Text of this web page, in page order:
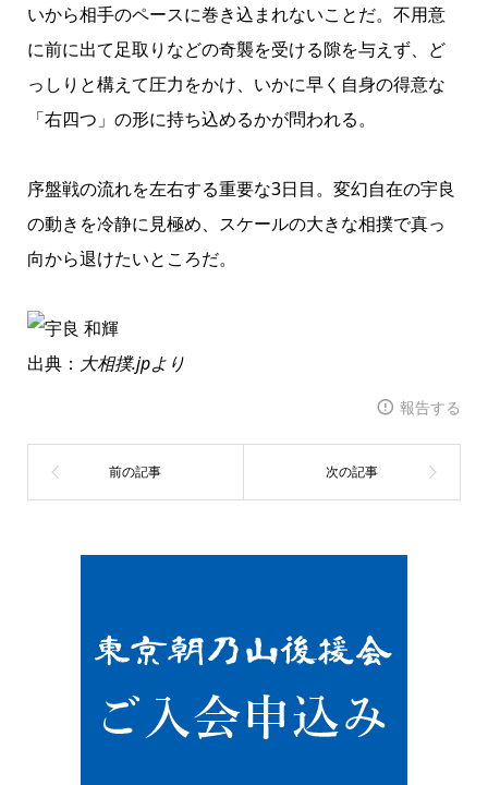
いから相手のペースに巻き込まれないことだ。不用意
に前に出て足取りなどの奇襲を受ける隙を与えず、ど
っしりと構えて圧力をかけ、いかに早く自身の得意な
「右四つ」の形に持ち込めるかが問われる。
序盤戦の流れを左右する重要な3日目。変幻自在の宇良
の動きを冷静に見極め、スケールの大きな相撲で真っ
向から退けたいところだ。
出典： 大相撲.jpより
報告する